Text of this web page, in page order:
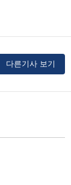
다른기사 보기